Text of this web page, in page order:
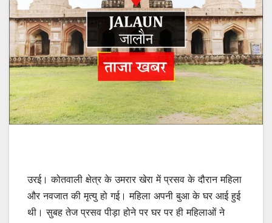
उरई। कोतवाली क्षेत्र के उमरार खेरा में प्रसव के दौरान महिला
और नवजात की मृत्यु हो गई। महिला अपनी बुआ के घर आई हुई
थी। सुबह तेज प्रसव पीड़ा होने पर घर पर ही महिलाओं ने